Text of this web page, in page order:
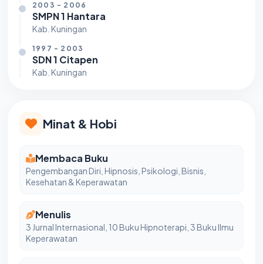
2003 - 2006
SMPN 1 Hantara
Kab. Kuningan
1997 - 2003
SDN 1 Citapen
Kab. Kuningan
Minat & Hobi
Membaca Buku
Pengembangan Diri, Hipnosis, Psikologi, Bisnis,
Kesehatan & Keperawatan
Menulis
3 Jurnal Internasional, 10 Buku Hipnoterapi, 3 Buku Ilmu
Keperawatan